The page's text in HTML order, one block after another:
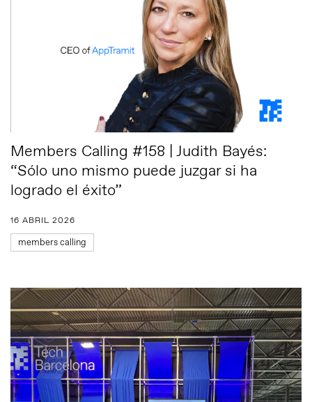
Members Calling #158 | Judith Bayés:
“Sólo uno mismo puede juzgar si ha
logrado el éxito”
16 ABRIL 2026
members calling